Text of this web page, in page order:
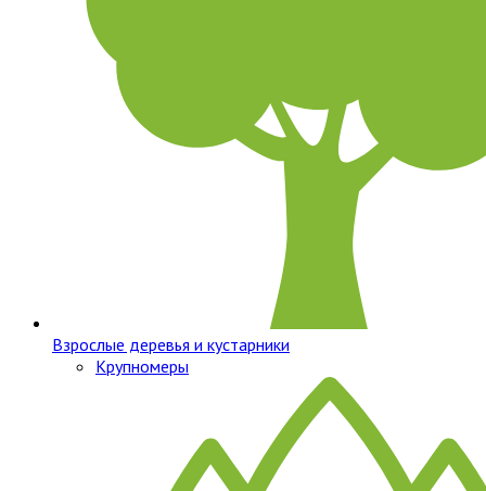
Взрослые деревья и кустарники
Крупномеры